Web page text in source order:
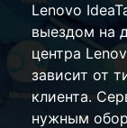
Lenovo
выездом на
центра
зависит от
клиента.
нужным